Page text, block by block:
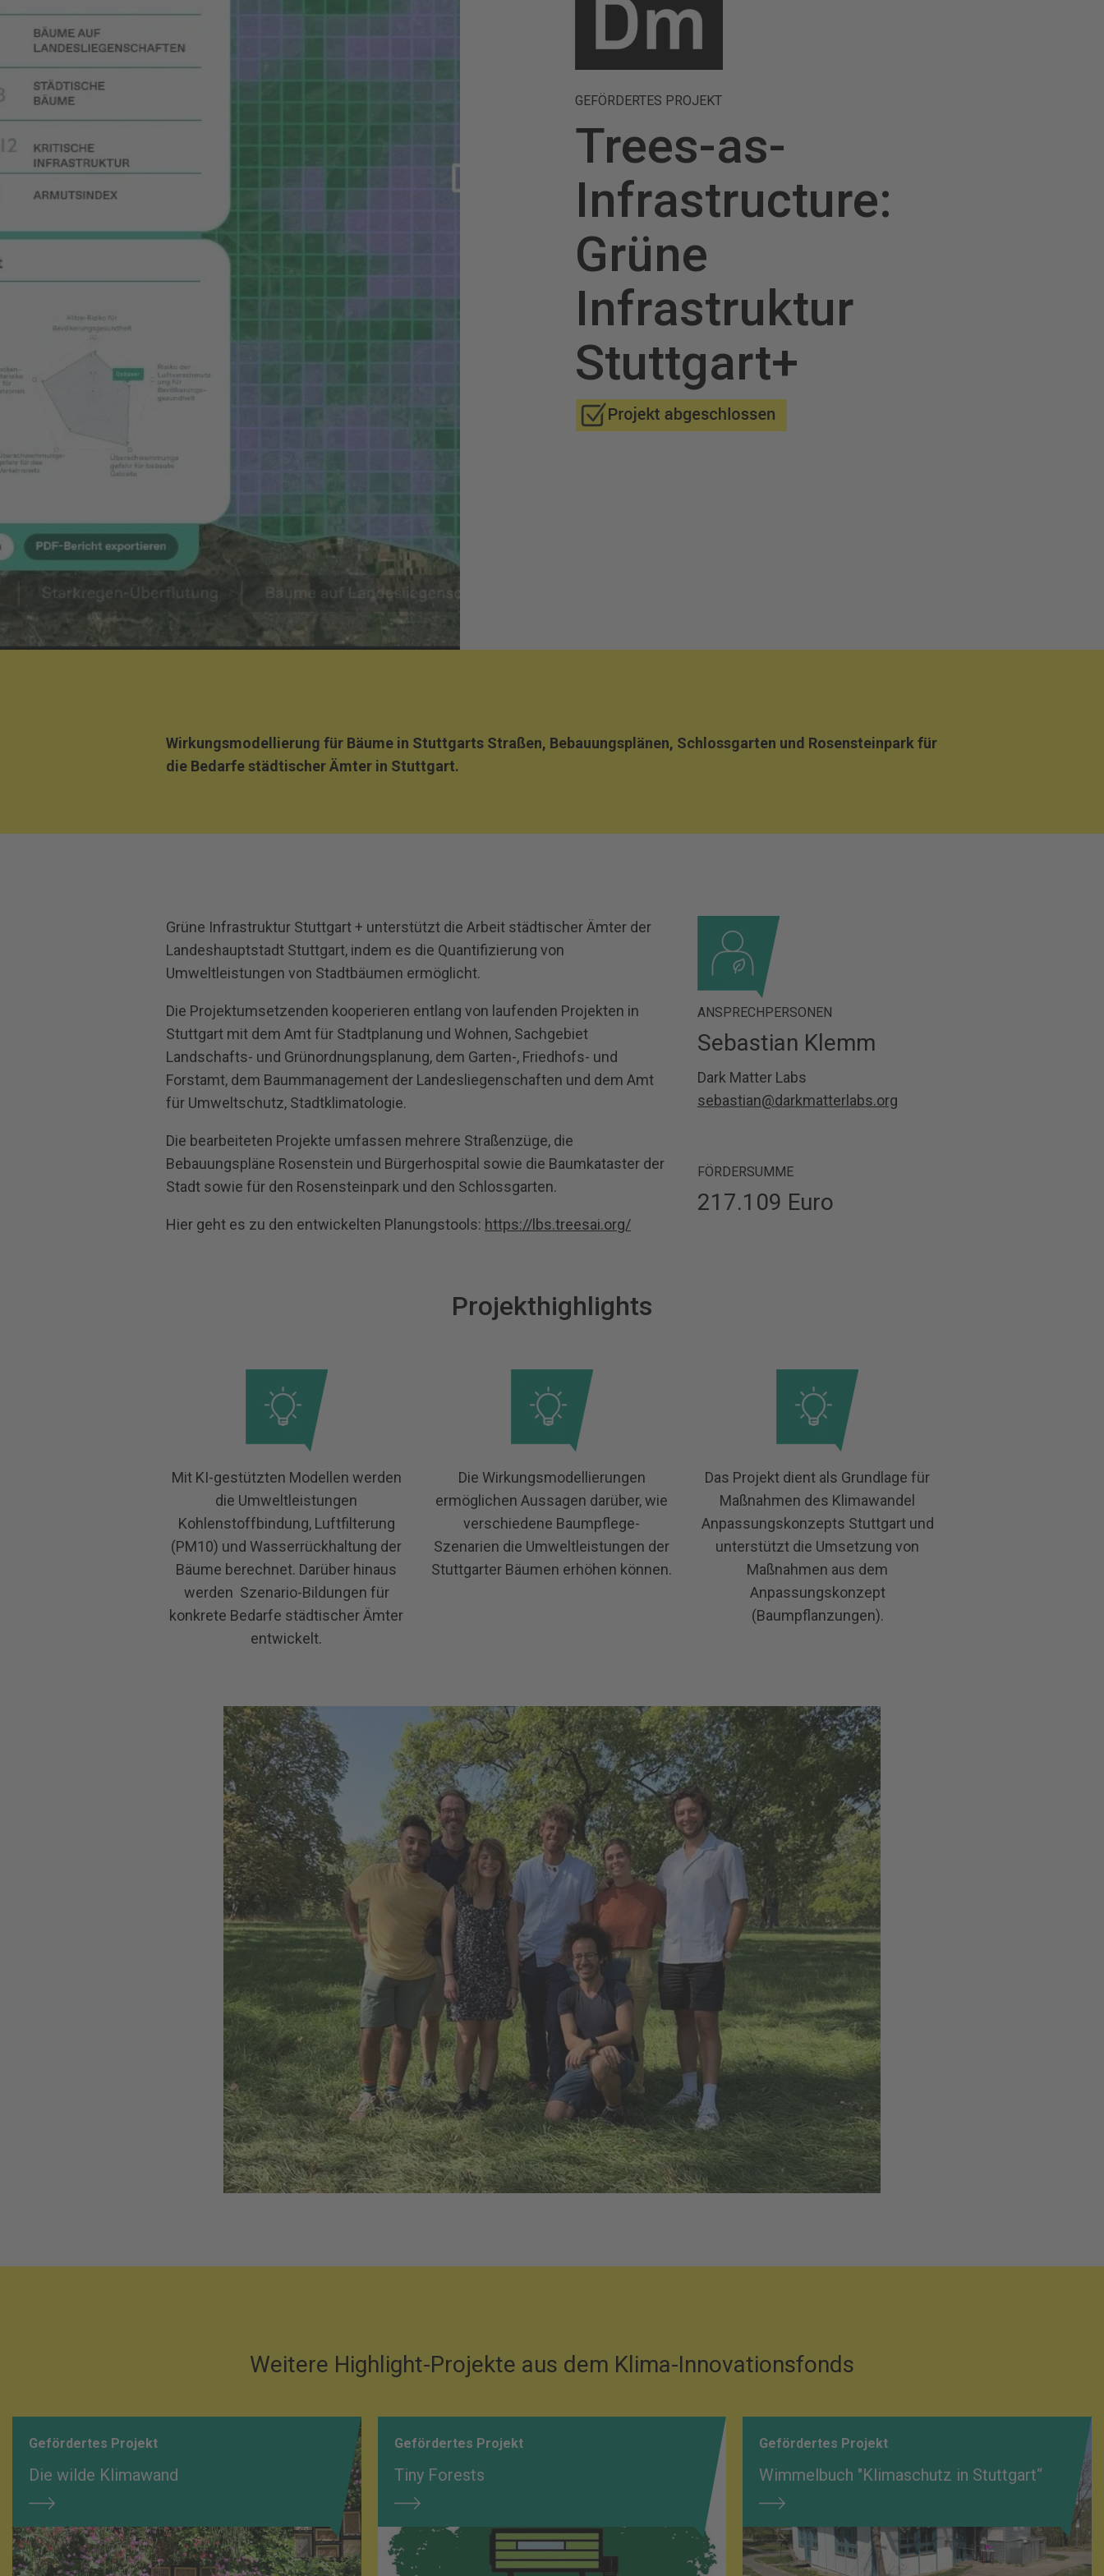
GEFÖRDERTES PROJEKT
Trees-as-
Infrastructure:
Grüne
Infrastruktur
Stuttgart+
Wirkungsmodellierung für Bäume in Stuttgarts Straßen, Bebauungsplänen, Schlossgarten und Rosensteinpark für
die Bedarfe städtischer Ämter in Stuttgart.
Grüne Infrastruktur Stuttgart + unterstützt die Arbeit städtischer Ämter der
Landeshauptstadt Stuttgart, indem es die Quantifizierung von
Umweltleistungen von Stadtbäumen ermöglicht.
Die Projektumsetzenden kooperieren entlang von laufenden Projekten in
Stuttgart mit dem Amt für Stadtplanung und Wohnen, Sachgebiet
Landschafts- und Grünordnungsplanung, dem Garten-, Friedhofs- und
Forstamt, dem Baummanagement der Landesliegenschaften und dem Amt
für Umweltschutz, Stadtklimatologie.
Die bearbeiteten Projekte umfassen mehrere Straßenzüge, die
Bebauungspläne Rosenstein und Bürgerhospital sowie die Baumkataster der
Stadt sowie für den Rosensteinpark und den Schlossgarten.
Hier geht es zu den entwickelten Planungstools: https://lbs.treesai.org/
ANSPRECHPERSONEN
Sebastian Klemm
Dark Matter Labs
sebastian@darkmatterlabs.org
FÖRDERSUMME
217.109 Euro
Projekthighlights
Mit KI-gestützten Modellen werden
die Umweltleistungen
Kohlenstoffbindung, Luftfilterung
(PM10) und Wasserrückhaltung der
Bäume berechnet. Darüber hinaus
werden Szenario-Bildungen für
konkrete Bedarfe städtischer Ämter
entwickelt.
Die Wirkungsmodellierungen
ermöglichen Aussagen darüber, wie
verschiedene Baumpflege-
Szenarien die Umweltleistungen der
Stuttgarter Bäumen erhöhen können.
Das Projekt dient als Grundlage für
Maßnahmen des Klimawandel
Anpassungskonzepts Stuttgart und
unterstützt die Umsetzung von
Maßnahmen aus dem
Anpassungskonzept
(Baumpflanzungen).
Weitere Highlight-Projekte aus dem Klima-Innovationsfonds
Gefördertes Projekt
Die wilde Klimawand
Gefördertes Projekt
Tiny Forests
Gefördertes Projekt
Wimmelbuch "Klimaschutz in Stuttgart“